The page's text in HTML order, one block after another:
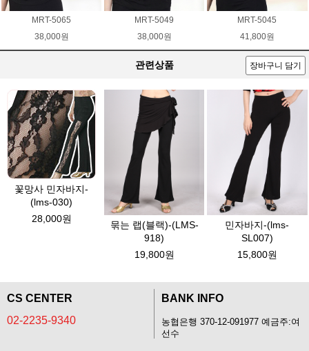
MRT-5065
38,000원
MRT-5049
38,000원
MRT-5045
41,800원
관련상품 장바구니 담기
꽃망사 민자바지-
(lms-030)
28,000원
묶는 랩(블랙)-(LMS-
918)
19,800원
민자바지-(lms-
SL007)
15,800원
CS CENTER
02-2235-9340
BANK INFO
농협은행 370-12-091977 예금주:여
선수